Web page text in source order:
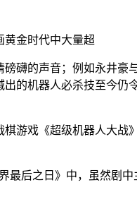
黄金时代中大量超
礴的声音；例如永井
的机器人必杀技至今
游戏《超级机器人大
最后之日》中，虽然剧